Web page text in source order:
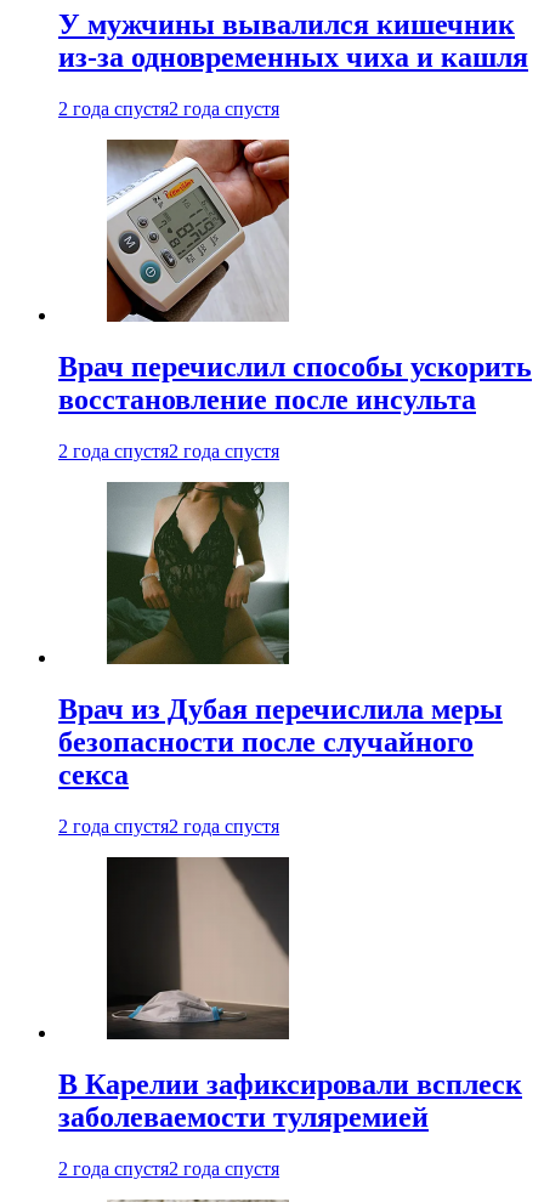
У мужчины вывалился кишечник
из-за одновременных чиха и кашля
2 года спустя2 года спустя
Врач перечислил способы ускорить
восстановление после инсульта
2 года спустя2 года спустя
Врач из Дубая перечислила меры
безопасности после случайного
секса
2 года спустя2 года спустя
В Карелии зафиксировали всплеск
заболеваемости туляремией
2 года спустя2 года спустя